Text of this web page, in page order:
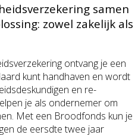
samen
zowel zakelijk als
ontvang je een
kunt handhaven en wordt
en re-
je als ondernemer om
Met een Broodfonds kun je
de eersdte twee jaar